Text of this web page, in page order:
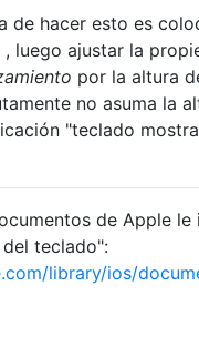
de hacer esto es
, luego ajustar la
por la altura
no asuma la
"teclado
de Apple
teclado":
library/ios/